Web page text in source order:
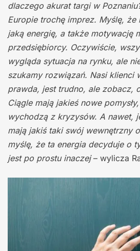
dlaczego akurat targi w
Europie trochę imprez. Myślę, że
jaką energię, a także motywację
przedsiębiorcy. Oczywiście,
wygląda sytuacja na rynku, ale
szukamy rozwiązań. Nasi klienci
prawda, jest trudno, ale zobacz,
Ciągle mają jakieś nowe
wychodzą z kryzysów. A nawet,
mają jakiś taki swój wewnętrzny
myślę, że ta energia decyduje o
jest po prostu inaczej– wylicza